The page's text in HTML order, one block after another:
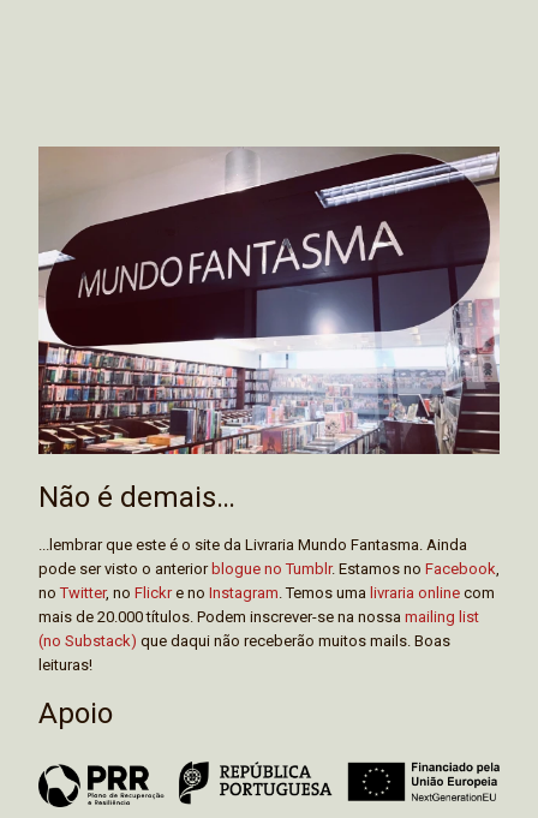
Não é demais…
...lembrar que este é o site da Livraria Mundo Fantasma. Ainda
pode ser visto o anterior blogue no Tumblr. Estamos no Facebook,
noTwitter, no Flickre no Instagram. Temos uma livraria online com
mais de 20.000 títulos. Podem inscrever-se na nossa mailing list
(no Substack) que daqui não receberão muitos mails. Boas
leituras!
Apoio